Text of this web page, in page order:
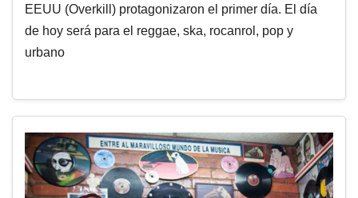
EEUU (Overkill) protagonizaron el primer día. El día
de hoy será para el reggae, ska, rocanrol, pop y
urbano